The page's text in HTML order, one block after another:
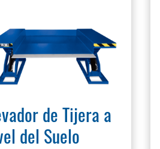
de Tijera a
del Suelo